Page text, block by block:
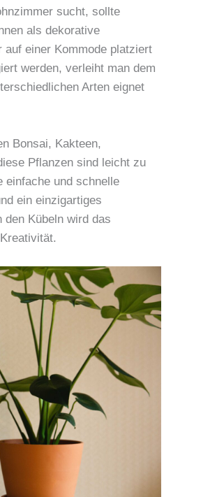
sucht, sollte
als dekorative
einer Kommode platziert
werden, verleiht man dem
Arten eignet
Bonsai, Kakteen,
Pflanzen sind leicht zu
einfache und schnelle
ein einzigartiges
Kübeln wird das